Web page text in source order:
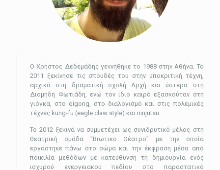
Ο Χρήστος Δεδεμάδης γεννήθηκε το 1988 στην Αθήνα. Το
2011 ξεκίνησε τις σπουδές του στην υποκριτική τέχνη,
αρχικά στη δραματική σχολή Αρχή και ύστερα στη
Διομήδη Φωτιάδη, ενώ τον ίδιο καιρό εξασκούταν στη
γιόγκα, στο qigong, στο διαλογισμό και στις πολεμικές
τέχνες kung-fu (eagle claw style) και ninjutsu.
Το 2012 ξεκινά να συμμετέχει ως συνιδρυτικό μέλος στη
θεατρική ομάδα "Βιωτικο Θέατρο" με την οποία
εργάστηκε πάνω στο σώμα και την έκφραση μέσα από
ποικιλία μεθόδων με κατεύθυνση τη δημιουργία ενός
ισχυρού ενεργειακού πεδίου στο παραστατικό